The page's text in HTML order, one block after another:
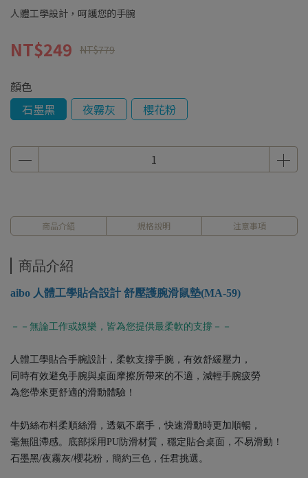
人體工學設計，呵護您的手腕
NT$249 NT$779
顏色
石墨黑
夜霧灰 櫻花粉
商品介紹 規格說明 注意事項
商品介紹
aibo 人體工學貼合設計 舒壓護腕滑鼠墊(MA-59)
－－無論工作或娛樂，皆為您提供最柔軟的支撐－－
人體工學貼合手腕設計，柔軟支撐手腕，有效舒緩壓力，
同時有效避免手腕與桌面摩擦所帶來的不適，減輕手腕疲勞
為您帶來更舒適的滑動體驗！
牛奶絲布料柔順絲滑，透氣不磨手，快速滑動時更加順暢，
毫無阻滯感。底部採用PU防滑材質，穩定貼合桌面，不易滑動！
石墨黑/夜霧灰/櫻花粉，簡約三色，任君挑選。